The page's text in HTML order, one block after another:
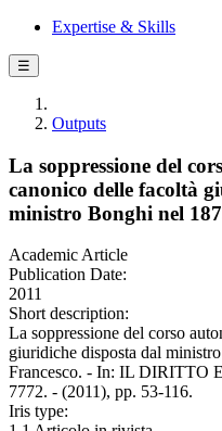
Expertise & Skills
☰
Outputs
La soppressione del
canonico delle facoltà
ministro Bonghi nel
Academic Article
Publication Date:
2011
Short description:
La soppressione del corso
giuridiche disposta dal
Francesco. - In: IL DIRITTO
7772. - (2011), pp. 53-116.
Iris type: